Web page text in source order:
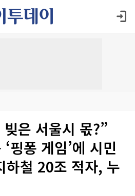
은 서울시 몫?”
핑퐁 게임’에 시민
철 20조 적자, 누